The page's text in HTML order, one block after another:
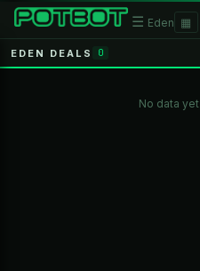
☰ Eden ▦
EDEN DEALS 0
No data yet